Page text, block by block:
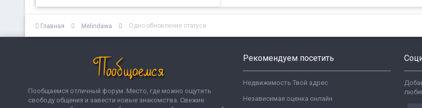
Главная Melindawa Одно обновление статуса
Пообщаемся отличный форум. Место, где можно ощутить
свободу общения и завести новые знакомства. Свежие
Рекомендуем посетить
Недвижимость Твой адрес
Независимая оценка онлайн